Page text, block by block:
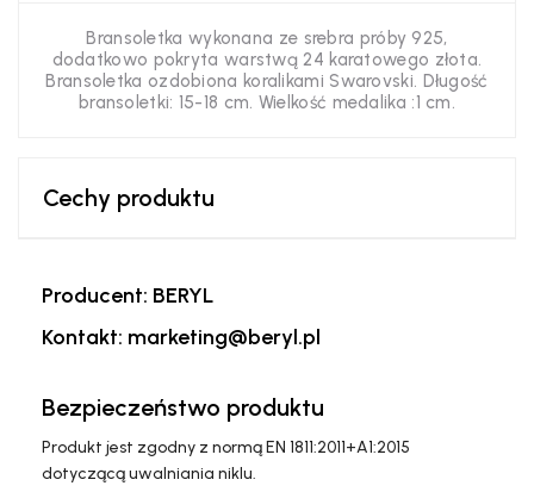
Bransoletka wykonana ze srebra próby 925,
dodatkowo pokryta warstwą 24 karatowego złota.
Bransoletka ozdobiona koralikami Swarovski. Długość
bransoletki: 15-18 cm. Wielkość medalika :1 cm.
Cechy produktu
Producent: BERYL
Kontakt: marketing@beryl.pl
Bezpieczeństwo produktu
Produkt jest zgodny z normą EN 1811:2011+A1:2015
dotyczącą uwalniania niklu.